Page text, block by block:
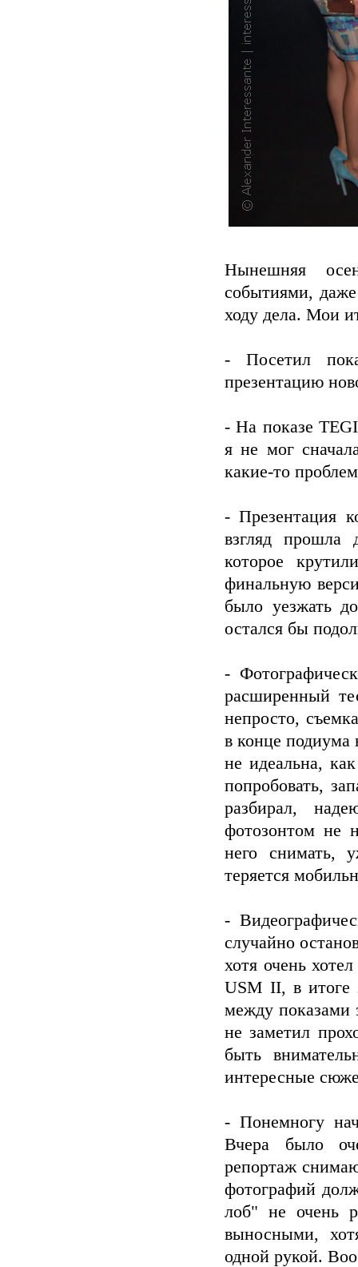
Нынешняя
событиями, даже
ходу дела. Мои
- Посетил
презентацию
- На показе
я не мог
какие-то
- Презентация
взгляд прошла
которое
финальную
было уезжать
остался бы
-
расширенный
непросто,
в конце подиума
не идеальна,
попробовать,
разбирал,
фотозонтом не
него снимать,
теряется
-
случайно
хотя очень
USM II, в итоге
между показами
не заметил
быть
интересные
- Понемногу
Вчера было
репортаж
фотографий
лоб" не очень
выносными,
одной рукой.